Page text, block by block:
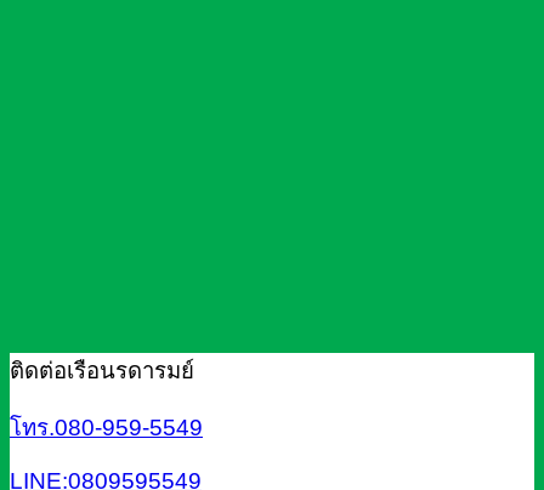
ติดต่อเรือนรดารมย์
โทร.080-959-5549
LINE:0809595549